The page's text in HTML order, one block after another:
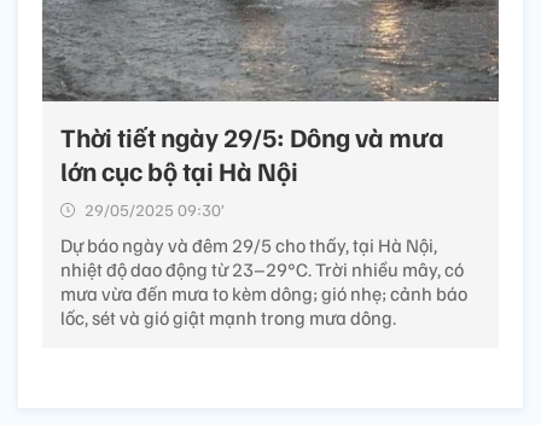
Thời tiết ngày 29/5: Dông và mưa
lớn cục bộ tại Hà Nội
29/05/2025 09:30’
Dự báo ngày và đêm 29/5 cho thấy, tại Hà Nội,
nhiệt độ dao động từ 23–29°C. Trời nhiều mây, có
mưa vừa đến mưa to kèm dông; gió nhẹ; cảnh báo
lốc, sét và gió giật mạnh trong mưa dông.